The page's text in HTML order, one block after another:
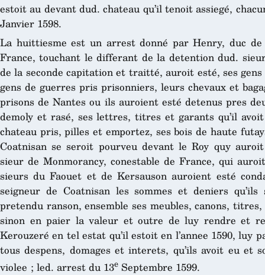
estoit au devant dud. chateau qu’il tenoit assiegé,
Janvier 1598.
La huittiesme est un arrest donné par Henry, duc
France, touchant le differant de la detention dud.
de la seconde capitation et traitté, auroit esté, ses
gens de guerres pris prisonniers, leurs chevaux et
prisons de Nantes ou ils auroient esté detenus pres
demoly et rasé, ses lettres, titres et garants qu’il
chateau pris, pilles et emportez, ses bois de haute
Coatnisan se seroit pourveu devant le Roy quy
sieur de Monmorancy, conestable de France, qui
sieurs du Faouet et de Kersauson auroient esté
seigneur de Coatnisan les sommes et deniers
pretendu ranson, ensemble ses meubles, canons,
sinon en paier la valeur et outre de luy rendre et
Kerouzeré en tel estat qu’il estoit en l’annee 1590, luy
tous despens, domages et interets, qu’ils avoit eu et
violee ; led. arrest du 13e Septembre 1599.